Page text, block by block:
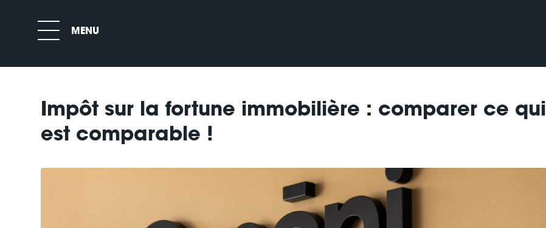
Impôt sur la fortune immobilière : comparer ce qui
est comparable !